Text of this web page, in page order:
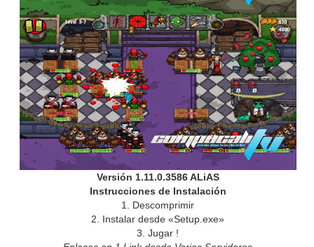
Versión 1.11.0.3586 ALiAS
Instrucciones de Instalación
1. Descomprimir
2. Instalar desde «Setup.exe»
3. Jugar !